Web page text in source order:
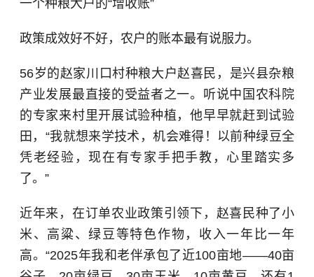
一个种粮大户的“增收账”
政策成效好不好，农户的账本最有说服力。
56岁的赵家川口村种粮大户赵喜民，是兴县杂粮
产业发展最直接的受益者之一。听说中国农科院
的专家来村里开展试验种植，他早早就赶到试验
田，“我就想来学技术，机会难得！以前种绿豆全
凭老经验，现在有专家手把手教，心里踏实多
了。”
近年来，在订单农业政策引领下，赵喜民种了小
米、高粱、绿豆等特色作物，收入一年比一年
高。“2025年我和老伴承包了近100亩地——40亩